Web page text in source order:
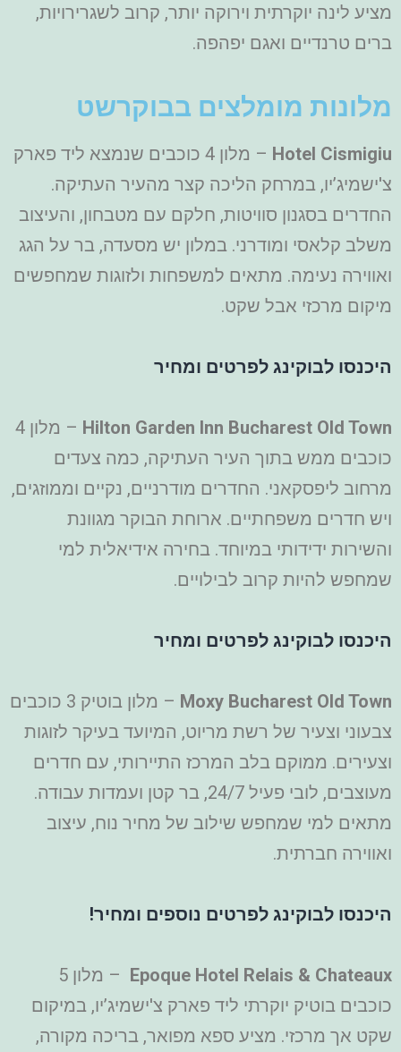
מציע לינה יוקרתית וירוקה יותר, קרוב לשגרירויות,
ברים טרנדיים ואגם יפהפה.
מלונות מומלצים בבוקרשט
Hotel Cismigiu
– מלון 4 כוכבים שנמצא ליד פארק
צ'ישמיג’יו, במרחק הליכה קצר מהעיר העתיקה.
החדרים בסגנון סוויטות, חלקם עם מטבחון, והעיצוב
משלב קלאסי ומודרני. במלון יש מסעדה, בר על הגג
ואווירה נעימה. מתאים למשפחות ולזוגות שמחפשים
מיקום מרכזי אבל שקט.
היכנסו לבוקינג לפרטים ומחיר
Hilton Garden Inn Bucharest Old Town
– מלון 4
כוכבים ממש בתוך העיר העתיקה, כמה צעדים
מרחוב ליפסקאני. החדרים מודרניים, נקיים וממוזגים,
ויש חדרים משפחתיים. ארוחת הבוקר מגוונת
והשירות ידידותי במיוחד. בחירה אידיאלית למי
שמחפש להיות קרוב לבילויים.
היכנסו לבוקינג לפרטים ומחיר
Moxy Bucharest Old Town
– מלון בוטיק 3 כוכבים
צבעוני וצעיר של רשת מריוט, המיועד בעיקר לזוגות
וצעירים. ממוקם בלב המרכז התיירותי, עם חדרים
מעוצבים, לובי פעיל 24/7, בר קטן ועמדות עבודה.
מתאים למי שמחפש שילוב של מחיר נוח, עיצוב
ואווירה חברתית.
היכנסו לבוקינג לפרטים נוספים ומחיר!
Epoque Hotel Relais & Chateaux
– מלון 5
כוכבים בוטיק יוקרתי ליד פארק צ'ישמיג’יו, במיקום
שקט אך מרכזי. מציע ספא מפואר, בריכה מקורה,